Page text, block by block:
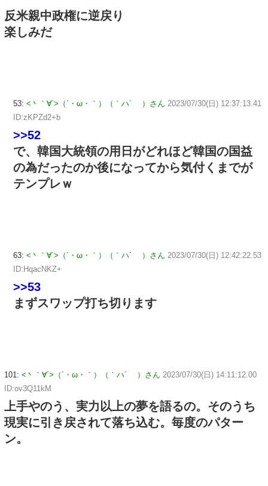
反米親中政権に逆戻り
楽しみだ
53: <丶｀∀´>（´・ω・｀）（｀ハ´ ）さん 2023/07/30(日) 12:37:13.41
ID:zKPZd2+b
>>52
で、韓国大統領の用日がどれほど韓国の国益
の為だったのか後になってから気付くまでが
テンプレｗ
63: <丶｀∀´>（´・ω・｀）（｀ハ´ ）さん 2023/07/30(日) 12:42:22.53
ID:HqacNKZ+
>>53
まずスワップ打ち切ります
101: <丶｀∀´>（´・ω・｀）（｀ハ´ ）さん 2023/07/30(日) 14:11:12.00
ID:ov3Q11kM
上手やのう、実力以上の夢を語るの。そのうち
現実に引き戻されて落ち込む。毎度のパター
ン。